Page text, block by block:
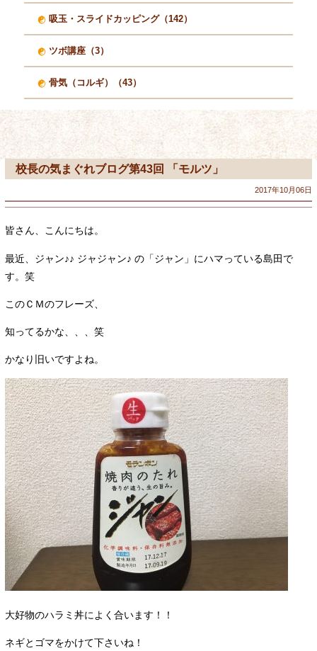
吸玉・スライドカッピング（142）
ツボ講座（3）
骨気（コルギ）（43）
校長の気まぐれブログ第43回 「モルツ」
2017年10月06日
皆さん、こんにちは。
最近、ジャン♪♪ ジャジャン♪ の「ジャン」にハマっている島田で
す。笑
このＣＭのフレーズ、
知ってるかな、、、笑
かなり旧いですよね。
大好物のハラミ丼によく合います！！
ネギとゴマをかけて下さいね！